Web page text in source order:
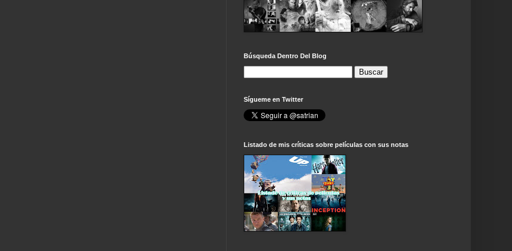
Búsqueda Dentro Del Blog
Sígueme en Twitter
Listado de mis críticas sobre películas con sus notas